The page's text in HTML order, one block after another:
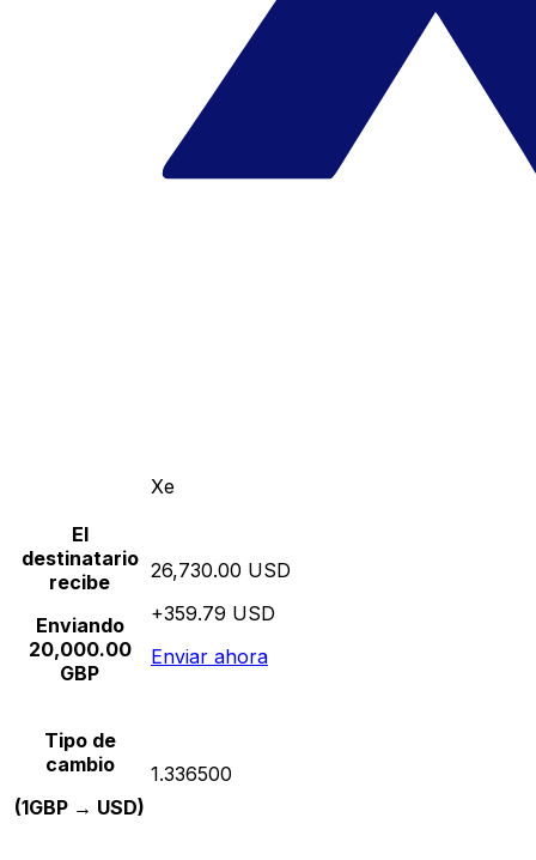
Xe
El
destinatario
recibe
Enviando
20,000.00
GBP
26,730.00 USD
+359.79 USD
Enviar ahora
Tipo de
cambio
(1GBP → USD)
1.336500